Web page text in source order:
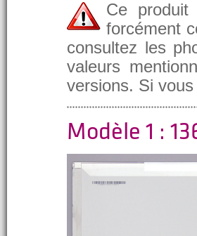
Ce
forcément
consultez les
valeurs
versions. Si
Modèle 1 :